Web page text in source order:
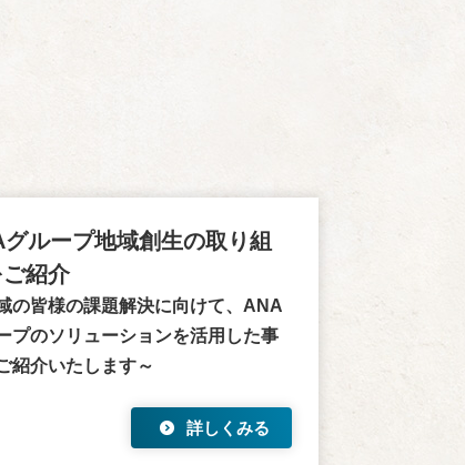
グループ地域創生の取り組
紹介
の皆様の課題解決に向けて、ANA
プのソリューションを活用した事
紹介いたします～
詳しくみる